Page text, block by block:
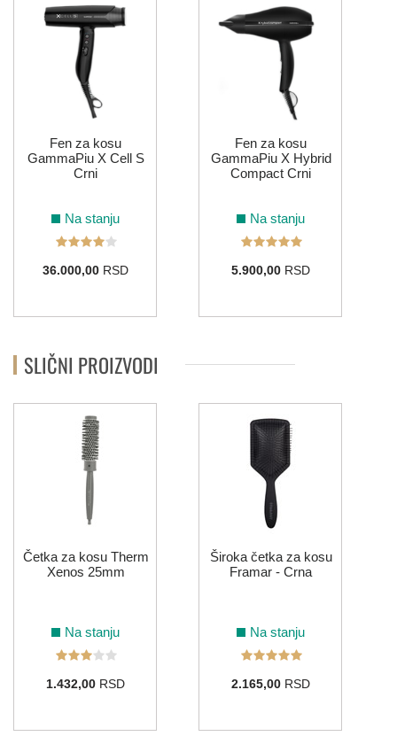
Fen za kosu
GammaPiu X Cell S
Crni
Na stanju
36.000,00RSD
Fen za kosu
GammaPiu X Hybrid
Compact Crni
Na stanju
5.900,00RSD
SLIČNI PROIZVODI
Četka za kosu Therm
Xenos 25mm
Na stanju
1.432,00RSD
Široka četka za kosu
Framar - Crna
Na stanju
2.165,00RSD